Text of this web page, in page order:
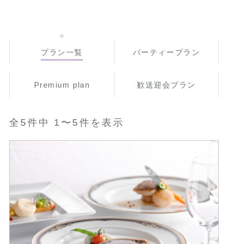
プラン一覧 パーティープラン
Premium plan 歓送迎会プラン
全5件中 1〜5件を表示